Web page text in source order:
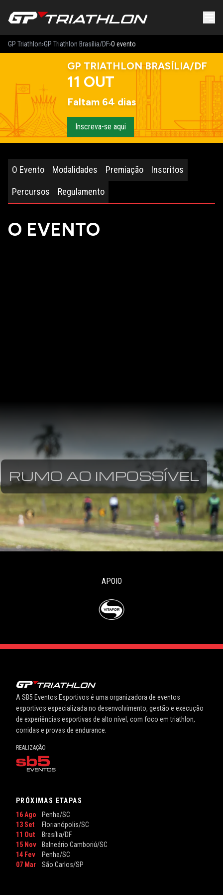
GP Triathlon›GP Triathlon Brasília/DF›O evento
GP TRIATHLON BRASÍLIA/DF
11 OUT
Faltam 64 dias
Inscreva-se aqui
O Evento Modalidades Premiação Inscritos
Percursos Regulamento
O EVENTO
RUMO AO IMPOSSÍVEL
APOIO
A SB5 Eventos Esportivos é uma organizadora de eventos
esportivos especializada no desenvolvimento, gestão e execução
de experiências esportivas de alto nível, com foco em triathlon,
corridas e provas de endurance.
REALIZAÇÃO
PRÓXIMAS ETAPAS
16 Ago
Penha/SC
13 Set
Florianópolis/SC
11 Out
Brasília/DF
15 Nov
Balneário Camboriú/SC
14 Fev
Penha/SC
07 Mar
São Carlos/SP